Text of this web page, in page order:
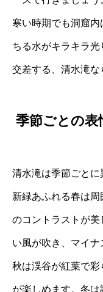
寒い時期でも洞窟
ちる水がキラキラ
交差する、清水滝な
季節ごとの表
清水滝は季節ごと
新緑あふれる春は
のコントラストが
い風が吹き、マイナ
秋は渓谷が紅葉で
が楽しめます。冬は